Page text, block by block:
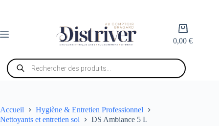
Panier
d’achat
0,00€
Recherche
de
produits
Accueil
Hygiène & Entretien Professionnel
Nettoyants et entretien sol
DS Ambiance 5 L